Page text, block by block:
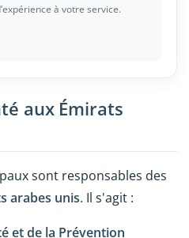
à votre service.
aux Émirats
sont responsables des
arabes unis. Il s'agit :
et de la Prévention